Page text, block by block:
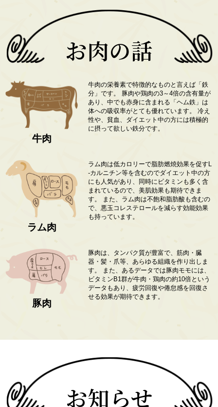
お肉の話
牛肉
牛肉の栄養素で特徴的なものと言えば「鉄
分」です。 豚肉や鶏肉の3～4倍の含有量が
あり、中でも赤身に含まれる「ヘム鉄」は
体への吸収率がとても優れています。 冷え
性や、貧血、ダイエット中の方には積極的
に摂って欲しい鉄分です。
ラム肉
ラム肉は低カロリーで脂肪燃焼効果を促すL
-カルニチン等を含むのでダイエット中の方
にも人気があり、同時にビタミンも多く含
まれているので、美肌効果も期待できま
す。 また、ラム肉は不飽和脂肪酸も含むの
で、悪玉コレステロールを減らす効能効果
も持っています。
豚肉
豚肉は、タンパク質が豊富で、筋肉・臓
器・髪・爪等、あらゆる組織を作り出しま
す。 また、あるデータでは豚肉モモには、
ビタミンB1群が牛肉・鶏肉の約10倍という
データもあり、疲労回復や倦怠感を回復さ
せる効果が期待できます。
お知らせ